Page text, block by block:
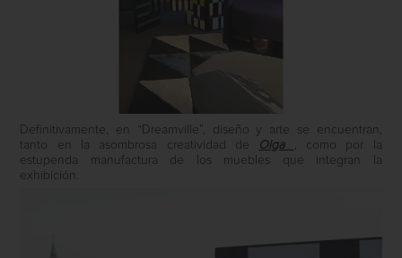
Definitivamente, en “Dreamville”, diseño y arte se encuentran,
tanto en la asombrosa creatividad de
Olga , como por la
estupenda manufactura de los muebles que integran la
exhibición.